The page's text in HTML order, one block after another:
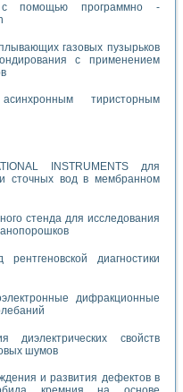
с помощью программно -
газовых пузырьков
с применением
тиристорным
INSTRUMENTS для
сточных вод в мембранном
стенда для исследования
диагностики
дифракционные
диэлектрических свойств
шумов
и развития дефектов в